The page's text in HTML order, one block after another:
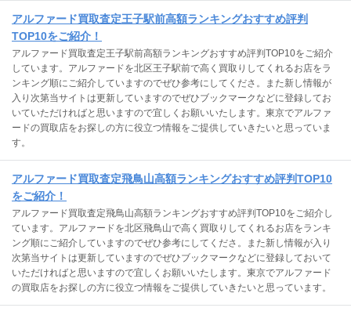
アルファード買取査定王子駅前高額ランキングおすすめ評判
TOP10をご紹介！
アルファード買取査定王子駅前高額ランキングおすすめ評判TOP10をご紹介
しています。アルファードを北区王子駅前で高く買取りしてくれるお店をラ
ンキング順にご紹介していますのでぜひ参考にしてくださ。また新し情報が
入り次第当サイトは更新していますのでぜひブックマークなどに登録してお
いていただければと思いますので宜しくお願いいたします。東京でアルファ
ードの買取店をお探しの方に役立つ情報をご提供していきたいと思っていま
す。
アルファード買取査定飛鳥山高額ランキングおすすめ評判TOP10
をご紹介！
アルファード買取査定飛鳥山高額ランキングおすすめ評判TOP10をご紹介し
ています。アルファードを北区飛鳥山で高く買取りしてくれるお店をランキ
ング順にご紹介していますのでぜひ参考にしてくださ。また新し情報が入り
次第当サイトは更新していますのでぜひブックマークなどに登録しておいて
いただければと思いますので宜しくお願いいたします。東京でアルファード
の買取店をお探しの方に役立つ情報をご提供していきたいと思っています。